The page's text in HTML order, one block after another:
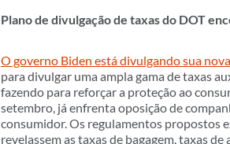
Plano de divulgação de taxas do DOT
O governo Biden está divulgando sua
para divulgar uma ampla gama de taxas
fazendo para reforçar a proteção ao
setembro, já enfrenta oposição de
consumidor. Os regulamentos propostos
revelassem as taxas de bagagem, taxas